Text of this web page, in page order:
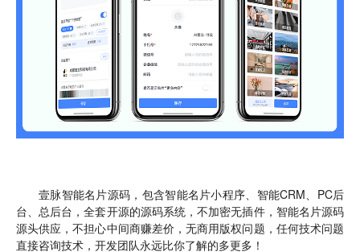
壹脉智能名片源码，包含智能名片小程序、智能CRM、PC后
台、总后台，全套开源的源码系统，不加密无插件，智能名片源码
源头供应，不担心中间商赚差价，无商用版权问题，任何技术问题
直接咨询技术，开发团队永远比你了解的多更多！